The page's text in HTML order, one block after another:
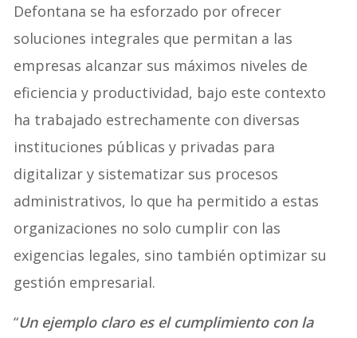
Defontana se ha esforzado por ofrecer
soluciones integrales que permitan a las
empresas alcanzar sus máximos niveles de
eficiencia y productividad, bajo este contexto
ha trabajado estrechamente con diversas
instituciones públicas y privadas para
digitalizar y sistematizar sus procesos
administrativos, lo que ha permitido a estas
organizaciones no solo cumplir con las
exigencias legales, sino también optimizar su
gestión empresarial.
“Un ejemplo claro es el cumplimiento con la